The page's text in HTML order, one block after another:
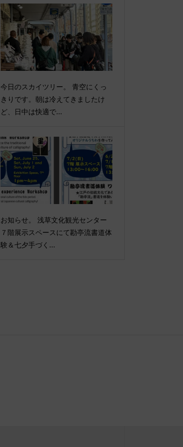
今日のスカイツリー。 青空にくっ
きりです。朝は冷えてきましたけ
ど、日中は快適で...
お知らせ。 浅草文化観光センター
７階展示スペースにて勘亭流書道体
験＆七夕手づく...